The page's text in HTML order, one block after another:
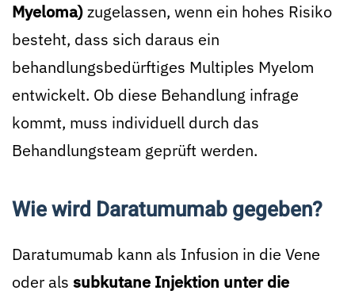
Myeloma)zugelassen, wenn ein hohes Risiko
besteht, dass sich daraus ein
behandlungsbedürftiges Multiples Myelom
entwickelt. Ob diese Behandlung infrage
kommt, muss individuell durch das
Behandlungsteam geprüft werden.
Wie wird Daratumumab gegeben?
Daratumumab kann als Infusion in die Vene
oder als subkutane Injektion unter die